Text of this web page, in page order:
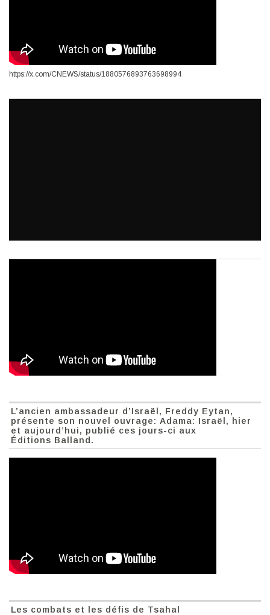
https://x.com/CNEWS/status/1880576893763698994
L’ancien ambassadeur d’Israël, Freddy Eytan,
présente son nouvel ouvrage: Adama: Israël, hier
et aujourd’hui, publié ces jours-ci aux
Éditions Balland.
Les combats et les défis de Tsahal